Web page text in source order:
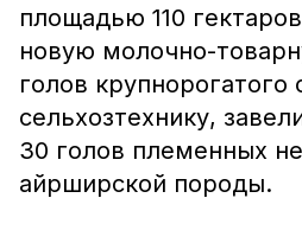
площадью 110
новую молочно-
голов крупнорогатого
сельхозтехнику,
30 голов племенных
айрширской породы.